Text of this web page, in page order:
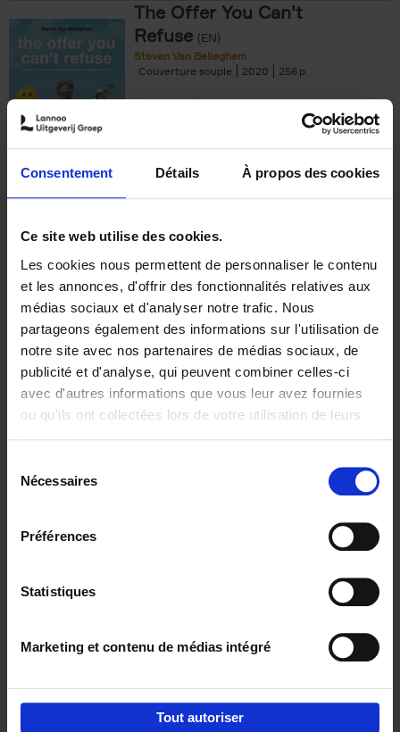
Consentement Détails À propos des cookies
Ce site web utilise des cookies.
Les cookies nous permettent de personnaliser le contenu
et les annonces, d'offrir des fonctionnalités relatives aux
médias sociaux et d'analyser notre trafic. Nous
partageons également des informations sur l'utilisation de
notre site avec nos partenaires de médias sociaux, de
publicité et d'analyse, qui peuvent combiner celles-ci
avec d'autres informations que vous leur avez fournies
ou qu'ils ont collectées lors de votre utilisation de leurs
Nécessaires
Préférences
Statistiques
Marketing et contenu de médias intégré
Tout autoriser
The Offer You Can't
Refuse (EN)
Steven Van Belleghem
Couverture souple
2020 256
€37,50
Building Bonds = Building
Business
Jochen Roef Jozefien De Feyter
Carolien Boom
Couverture souple
2025 200
€29,99
Digital marketing like a PRO -
completely revised edition (EN)